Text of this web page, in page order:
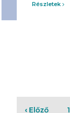
Részletek
Előző 1